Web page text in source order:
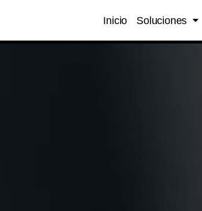
Inicio Soluciones